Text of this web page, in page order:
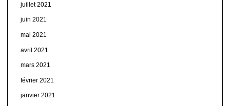
juillet 2021
juin 2021
mai 2021
avril 2021
mars 2021
février 2021
janvier 2021